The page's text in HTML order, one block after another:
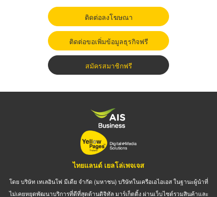
ติดต่อลงโฆษณา
ติดต่อขอเพิ่มข้อมูลธุรกิจฟรี
สมัครสมาชิกฟรี
ไทยแลนด์ เยลโล่เพจเจส
โดย บริษัท เทเลอินโฟ มีเดีย จำกัด (มหาชน) บริษัทในเครือเอไอเอส ในฐานะผู้นำที่
ไม่เคยหยุดพัฒนาบริการที่ดีที่สุดด้านดิจิทัล มาร์เก็ตติ้ง ผ่านเว็บไซต์รวมสินค้าและ